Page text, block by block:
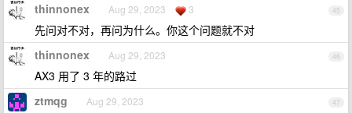
45
thinnonex Aug 29, 2023 3
先问对不对，再问为什么。你这个问题就不对
46
thinnonex Aug 29, 2023
AX3 用了 3 年的路过
47
ztmqg Aug 29, 2023